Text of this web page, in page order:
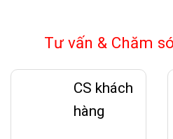
Tư vấn & Chăm
CS khách
hàng